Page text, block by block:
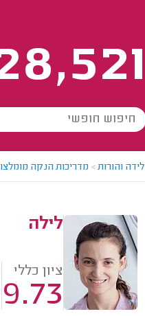
לידה והורות> מדריכות הנקה
לילה
ציון כללי
9.73